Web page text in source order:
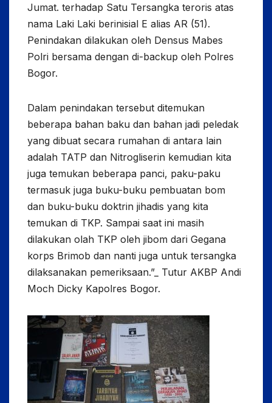
Jumat. terhadap Satu Tersangka teroris atas
nama Laki Laki berinisial E alias AR (51).
Penindakan dilakukan oleh Densus Mabes
Polri bersama dengan di-backup oleh Polres
Bogor.
Dalam penindakan tersebut ditemukan
beberapa bahan baku dan bahan jadi peledak
yang dibuat secara rumahan di antara lain
adalah TATP dan Nitrogliserin kemudian kita
juga temukan beberapa panci, paku-paku
termasuk juga buku-buku pembuatan bom
dan buku-buku doktrin jihadis yang kita
temukan di TKP. Sampai saat ini masih
dilakukan olah TKP oleh jibom dari Gegana
korps Brimob dan nanti juga untuk tersangka
dilaksanakan pemeriksaan.”_ Tutur AKBP Andi
Moch Dicky Kapolres Bogor.